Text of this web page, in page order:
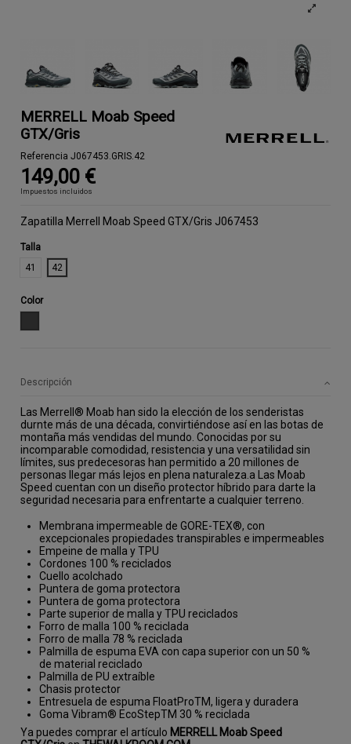
MERRELL Moab Speed
GTX/Gris
Referencia J067453.GRIS.42
149,00 €
Impuestos incluidos
Zapatilla Merrell Moab Speed GTX/Gris J067453
Talla
41
42
Color
Descripción
Las Merrell® Moab han sido la elección de los senderistas
durnte más de una década, convirtiéndose así en las botas de
montaña más vendidas del mundo. Conocidas por su
incomparable comodidad, resistencia y una versatilidad sin
límites, sus predecesoras han permitido a 20 millones de
personas llegar más lejos en plena naturaleza.a Las Moab
Speed cuentan con un diseño protector híbrido para darte la
seguridad necesaria para enfrentarte a cualquier terreno.
Membrana impermeable de GORE-TEX®, con
excepcionales propiedades transpirables e impermeables
Empeine de malla y TPU
Cordones 100 % reciclados
Cuello acolchado
Puntera de goma protectora
Puntera de goma protectora
Parte superior de malla y TPU reciclados
Forro de malla 100 % reciclada
Forro de malla 78 % reciclada
Palmilla de espuma EVA con capa superior con un 50 %
de material reciclado
Palmilla de PU extraíble
Chasis protector
Entresuela de espuma FloatProTM, ligera y duradera
Goma Vibram® EcoStepTM 30 % reciclada
Ya puedes comprar el artículo MERRELL Moab Speed